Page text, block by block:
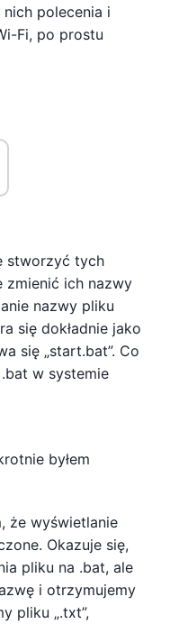
polecenia i
Fi, po prostu
stworzyć tych
zmienić ich nazwy
nazwy pliku
się dokładnie jako
się „start.bat”. Co
w systemie
byłem
że wyświetlanie
Okazuje się,
pliku na .bat, ale
i otrzymujemy
pliku „.txt”,